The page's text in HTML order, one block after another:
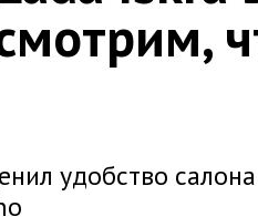
удобство